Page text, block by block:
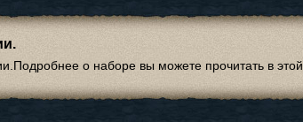
о наборе вы можете прочитать в этой